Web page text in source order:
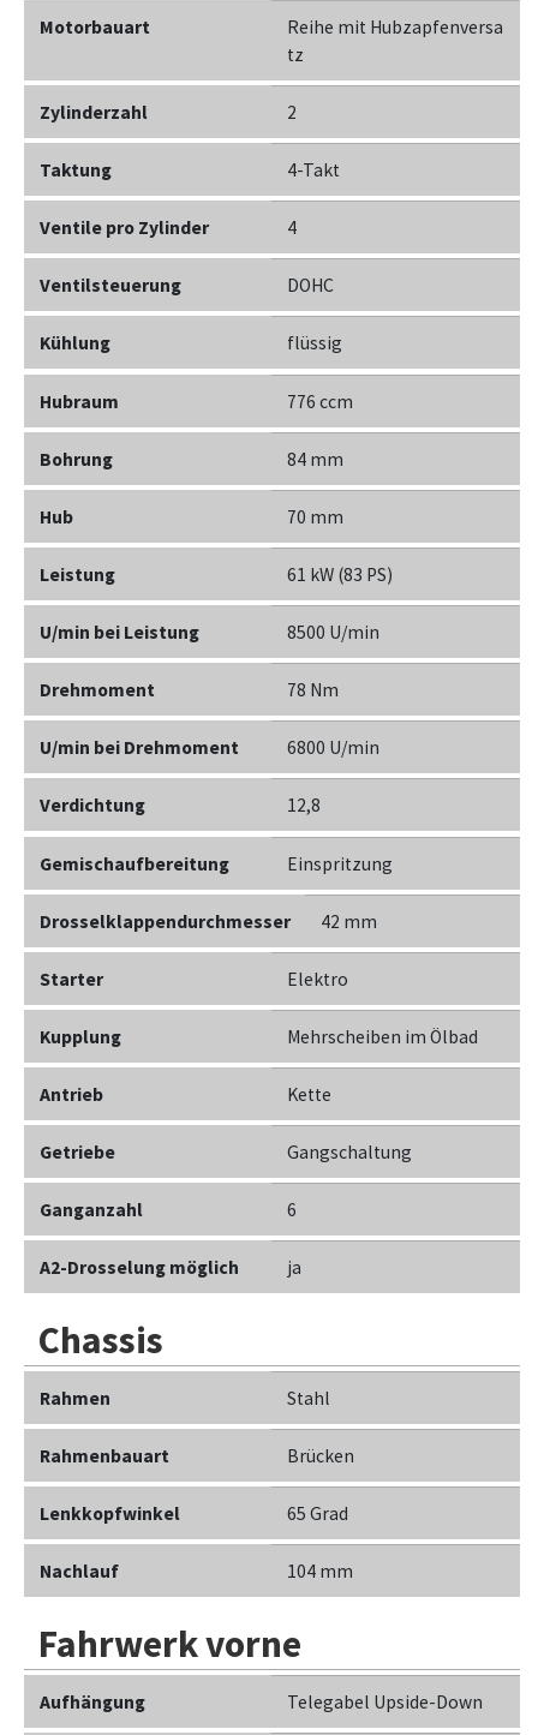
Motorbauart
Reihe mit Hubzapfenversa
tz
Zylinderzahl 2
Taktung 4-Takt
Ventile pro Zylinder 4
Ventilsteuerung DOHC
Kühlung flüssig
Hubraum 776 ccm
Bohrung 84 mm
Hub 70 mm
Leistung 61 kW (83 PS)
U/min bei Leistung 8500 U/min
Drehmoment 78 Nm
U/min bei Drehmoment 6800 U/min
Verdichtung 12,8
Gemischaufbereitung Einspritzung
Drosselklappendurchmesser 42 mm
Starter Elektro
Kupplung Mehrscheiben im Ölbad
Antrieb Kette
Getriebe Gangschaltung
Ganganzahl 6
A2-Drosselung möglich ja
Chassis
Rahmen Stahl
Rahmenbauart Brücken
Lenkkopfwinkel 65 Grad
Nachlauf 104 mm
Fahrwerk vorne
Aufhängung Telegabel Upside-Down